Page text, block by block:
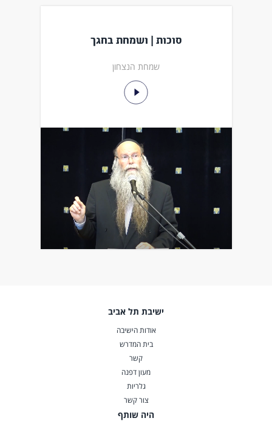
סוכות | ושמחת בחגך
שמחת הנצחון
ישיבת תל אביב
אודות הישיבה
בית המדרש
קשר
מעון דפנה
גלריות
צור קשר
היה שותף